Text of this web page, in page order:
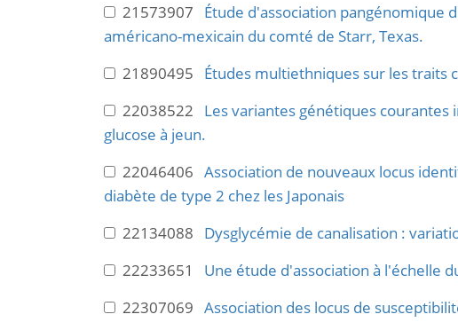
21573907 Étude d'association pangénomique
américano-mexicain du comté de Starr, Texas.
21890495 Études multiethniques sur les traits
22038522 Les variantes génétiques
glucose à jeun.
22046406 Association de nouveaux locus
diabète de type 2 chez les Japonais
22134088 Dysglycémie de canalisation :
22233651 Une étude d'association à l'échelle
22307069 Association des locus de